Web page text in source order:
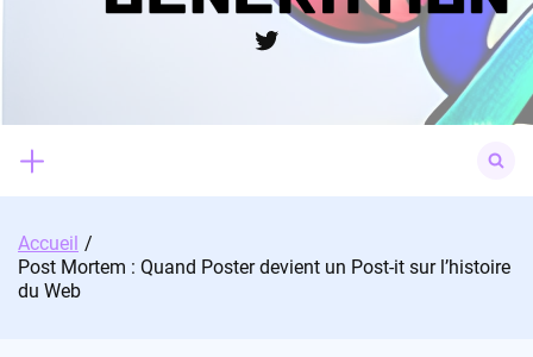
Twitter
for:
Accueil
Post Mortem : Quand Poster devient un Post-it sur l’histoire
du Web